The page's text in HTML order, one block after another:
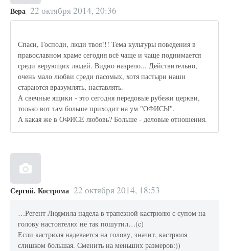
Вера 22 октября 2014, 20:36
Спаси, Господи, люди твоя!!! Тема культуры поведения в
православном храме сегодня всё чаще и чаще поднимается
среди верующих людей. Видно назрело... Действительно,
очень мало любви среди пасомых, хотя пастыри наши
стараются вразумлять, наставлять.
А свечные ящики - это сегодня передовые рубежи церкви,
только вот там больше приходит на ум "ОФИСЫ".
А какая же в ОФИСЕ любовь? Больше - деловые отношения.
Сергий. Кострома 22 октября 2014, 18:53
…Регент Людмила надела в трапезной кастрюлю с супом на
голову настоятелю: не так пошутил…(c)
Если кастрюля надевается на голову, значит, кастрюля
слишком большая. Сменить на меньших размеров:))